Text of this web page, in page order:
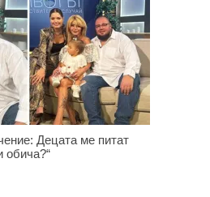
Децата ме питат
обича?“